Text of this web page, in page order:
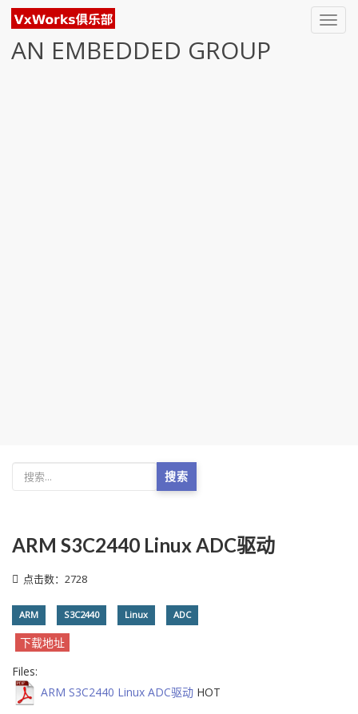
AN EMBEDDED GROUP
搜索
ARM S3C2440 Linux ADC驱动
点击数：2728
ARM S3C2440 Linux ADC
下载地址
Files:
ARM S3C2440 Linux ADC驱动 HOT